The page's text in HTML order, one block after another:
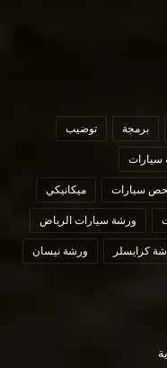
برمجة توضيب
سيارات
سيارات ميكانيكي
ورشة سيارات الرياض
كرايسلر ورشة نيسان